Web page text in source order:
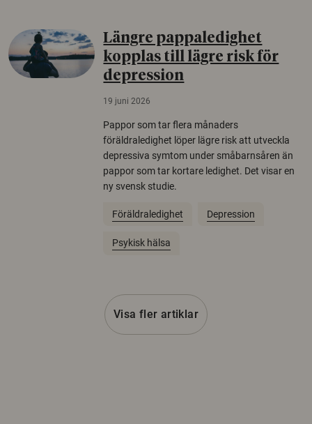
Längre pappaledighet
kopplas till lägre risk för
depression
19 juni 2026
Pappor som tar flera månaders
föräldraledighet löper lägre risk att utveckla
depressiva symtom under småbarnsåren än
pappor som tar kortare ledighet. Det visar en
ny svensk studie.
Föräldraledighet Depression
Psykisk hälsa
Visa fler artiklar